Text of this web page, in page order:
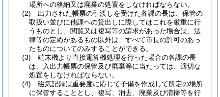
場所への格納又は廃棄の処置をしなければならない。
(2)
出力された帳票の引渡しを受けた各課の長は、保管の
取扱い並びに他課ヘの貸出しに際してはこれを厳重に行
うものとし、閲覧又は複写等の請求があった場合は、法
律等の定めがあるもの以外は、すべて市長の許可のあっ
たものについてのみすることができる。
(3)
端末機より直接電算機処理を行った場合の各課の長
は、入出力帳票の保管及び廃棄等に当たっては、適切な
処置をしなければならない。
(4)
磁気記録は重要度に応じて予備を作成して所定の場所
に保管することとし、複写、消去、廃棄及び清掃等を行